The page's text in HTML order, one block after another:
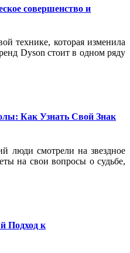
совершенство и
технике, которая изменила
Dyson стоит в одном ряду
Как Узнать Свой Знак
люди смотрели на звездное
на свои вопросы о судьбе,
Подход к